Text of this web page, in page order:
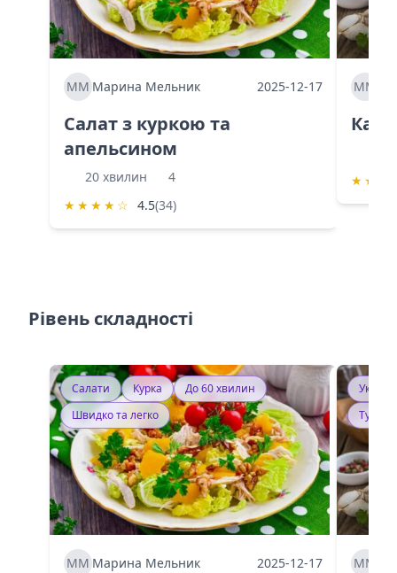
ММ Марина Мельник 2025-12-17
Салат з куркою та
апельсином
20 хвилин
4
★ ★ ★ ★ ☆ 4.5(34)
ММ
★ ★
Рівень складності
Салати Курка
До 60 хвилин
Швидко та легко
ММ Марина Мельник 2025-12-17 ММ